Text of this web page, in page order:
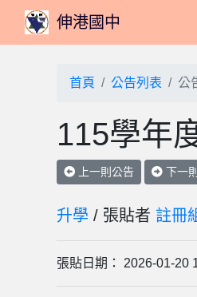
伸港國中
首頁 公告列表 公
115學年
上一則公告 下一
升學 / 張貼者 註冊
張貼日期： 2026-01-